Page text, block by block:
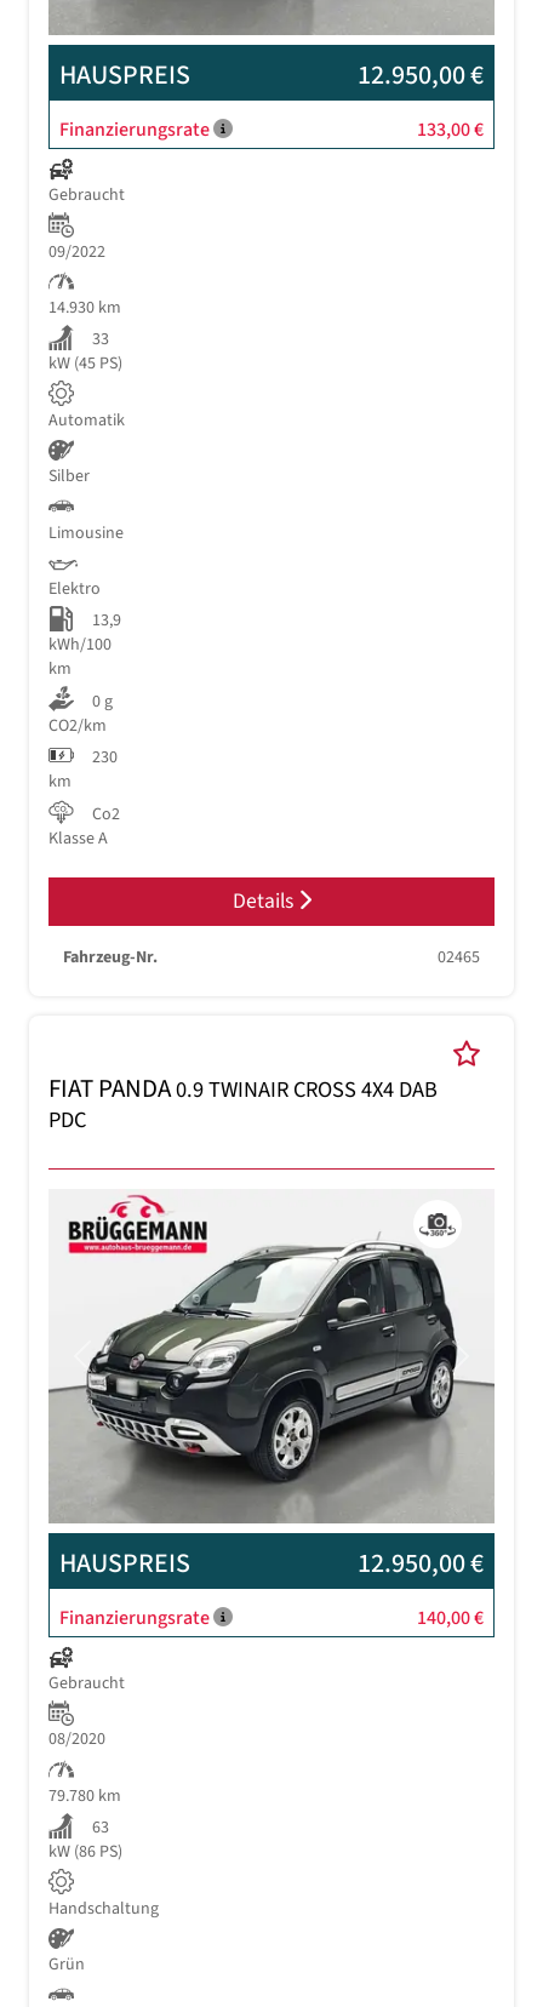
HAUSPREIS 12.950,00 €
Finanzierungsrate 133,00 €
Gebraucht
09/2022
14.930 km
33
kW (45 PS)
Automatik
Silber
Limousine
Elektro
13,9
kWh/100
km
0 g
CO2/km
230
km
Co2
Klasse A
Details
Fahrzeug-Nr. 02465
FIAT PANDA0.9 TWINAIR CROSS 4X4 DAB
PDC
Previous
HAUSPREIS 12.950,00 €
Finanzierungsrate 140,00 €
Gebraucht
08/2020
79.780 km
63
kW (86 PS)
Handschaltung
Grün